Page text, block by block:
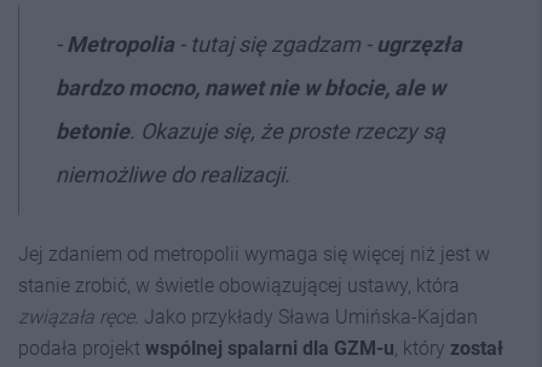
-Metropolia - tutaj się zgadzam - ugrzęzła
bardzo mocno, nawet nie w błocie, ale w
betonie. Okazuje się, że proste rzeczy są
niemożliwe do realizacji.
Jej zdaniem od metropolii wymaga się więcej niż jest w
stanie zrobić, w świetle obowiązującej ustawy, która
związała ręce. Jako przykłady Sława Umińska-Kajdan
podała projekt wspólnej spalarni dla GZM-u, który został